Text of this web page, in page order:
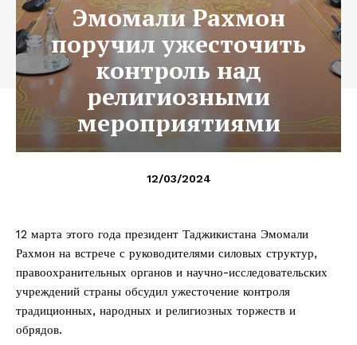
Эмомали Рахмон
поручил ужесточить
контроль над
религиозными
мероприятиями
12/03/2024
12 марта этого года президент Таджикистана Эмомали
Рахмон на встрече с руководителями силовых структур,
правоохранительных органов и научно-исследовательских
учреждений страны обсудил ужесточение контроля
традиционных, народных и религиозных торжеств и
обрядов.